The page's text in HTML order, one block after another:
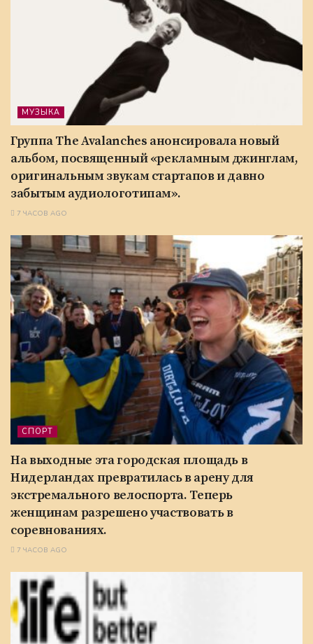
МУЗЫКА
Группа The Avalanches анонсировала новый
альбом, посвященный «рекламным джинглам,
оригинальным звукам стартапов и давно
забытым аудиологотипам».
7 ЧАСОВ AGO
СПОРТ
На выходные эта городская площадь в
Нидерландах превратилась в арену для
экстремального велоспорта. Теперь
женщинам разрешено участвовать в
соревнованиях.
7 ЧАСОВ AGO